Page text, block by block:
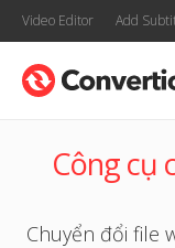
Video Editor Add
Công cụ
Chuyển đổi file